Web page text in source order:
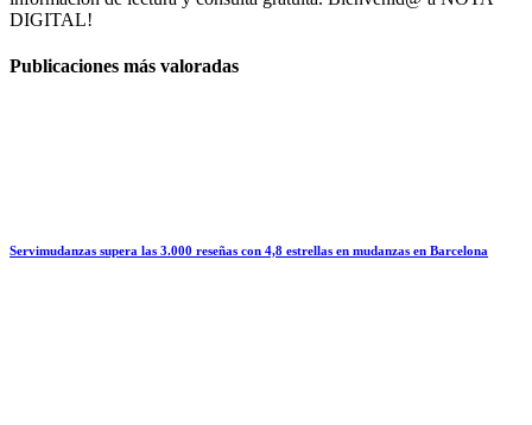
DIGITAL!
Publicaciones más valoradas
Servimudanzas supera las 3.000 reseñas con 4,8 estrellas en mudanzas en Barcelona